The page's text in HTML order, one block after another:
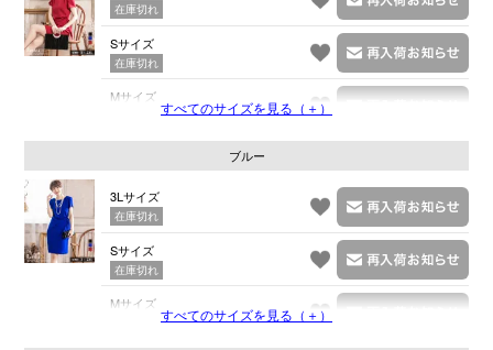
在庫切れ
Sサイズ
在庫切れ
Mサイズ
すべてのサイズを見る（＋）
ブルー
3Lサイズ
在庫切れ
Sサイズ
在庫切れ
Mサイズ
すべてのサイズを見る（＋）